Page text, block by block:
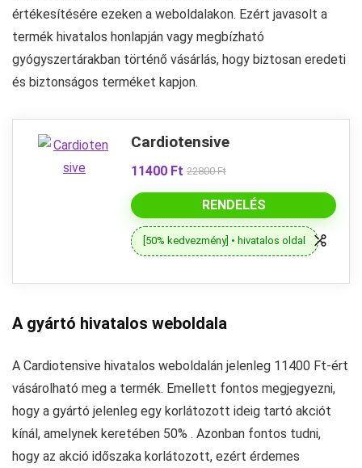
értékesítésére ezeken a weboldalakon. Ezért javasolt a
termék hivatalos honlapján vagy megbízható
gyógyszertárakban történő vásárlás, hogy biztosan eredeti
és biztonságos terméket kapjon.
Cardiotensive
11400 Ft 22800 Ft
RENDELÉS
[50% kedvezmény] • hivatalos oldal
A gyártó hivatalos weboldala
A Cardiotensive hivatalos weboldalán jelenleg 11400 Ft-ért
vásárolható meg a termék. Emellett fontos megjegyezni,
hogy a gyártó jelenleg egy korlátozott ideig tartó akciót
kínál, amelynek keretében 50% . Azonban fontos tudni,
hogy az akció időszaka korlátozott, ezért érdemes